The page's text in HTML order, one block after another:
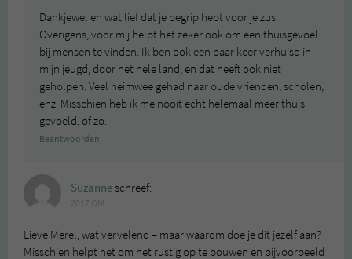
Dankjewel en wat lief dat je begrip hebt voor je zus.
Overigens, voor mij helpt het zeker ook om een thuisgevoel
bij mensen te vinden. Ik ben ook een paar keer verhuisd in
mijn jeugd, door het hele land, en dat heeft ook niet
geholpen. Veel heimwee gehad naar oude vrienden, scholen,
enz. Misschien heb ik me nooit echt helemaal meer thuis
gevoeld, of zo.
Beantwoorden
Suzanneschreef:
Lieve Merel, wat vervelend – maar waarom doe je dit jezelf aan?
Misschien helpt het om het rustig op te bouwen en bijvoorbeeld